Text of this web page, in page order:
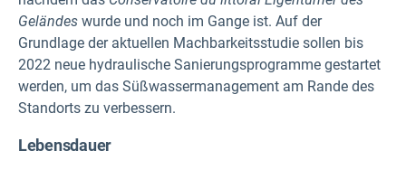
Geländes wurde und noch im Gange ist. Auf der
Grundlage der aktuellen Machbarkeitsstudie sollen bis
2022 neue hydraulische Sanierungsprogramme gestartet
werden, um das Süßwassermanagement am Rande des
Standorts zu verbessern.
Lebensdauer